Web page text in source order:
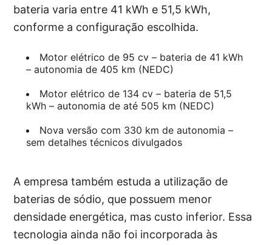
bateria varia entre 41 kWh e 51,5 kWh,
conforme a configuração escolhida.
Motor elétrico de 95 cv – bateria de 41 kWh
– autonomia de 405 km (NEDC)
Motor elétrico de 134 cv – bateria de 51,5
kWh – autonomia de até 505 km (NEDC)
Nova versão com 330 km de autonomia –
sem detalhes técnicos divulgados
A empresa também estuda a utilização de
baterias de sódio, que possuem menor
densidade energética, mas custo inferior. Essa
tecnologia ainda não foi incorporada às